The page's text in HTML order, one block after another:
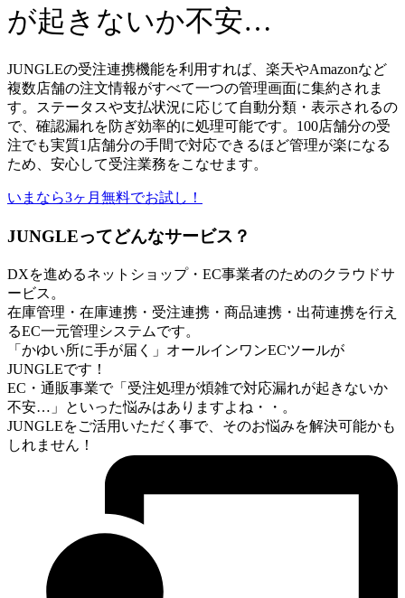
が起きないか不安…
JUNGLEの受注連携機能を利用すれば、楽天やAmazonなど
複数店舗の注文情報がすべて一つの管理画面に集約されま
す。ステータスや支払状況に応じて自動分類・表示されるの
で、確認漏れを防ぎ効率的に処理可能です。100店舗分の受
注でも実質1店舗分の手間で対応できるほど管理が楽になる
ため、安心して受注業務をこなせます。
いまなら3ヶ月無料でお試し！
JUNGLEってどんなサービス？
DXを進めるネットショップ・EC事業者のためのクラウドサ
ービス。
在庫管理・在庫連携・受注連携・商品連携・出荷連携を⾏え
るEC⼀元管理システムです。
「かゆい所に⼿が届く」オールインワンECツールが
JUNGLEです！
EC・通販事業で「受注処理が煩雑で対応漏れが起きないか
不安…」といった悩みはありますよね・・。
JUNGLEをご活用いただく事で、そのお悩みを解決可能かも
しれません！